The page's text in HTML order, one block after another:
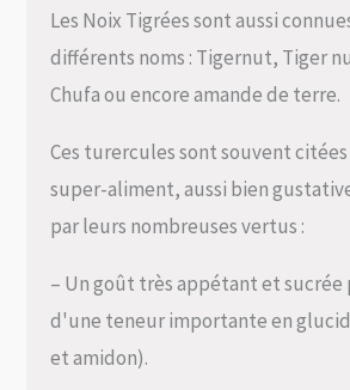
Les Noix Tigrées sont aussi
différents noms : Tigernut, Tiger
Chufa ou encore amande de terre.
Ces turercules sont souvent
super-aliment, aussi bien
par leurs nombreuses vertus :
– Un goût très appétant et sucrée
d'une teneur importante en
et amidon).